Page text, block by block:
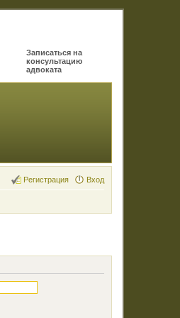
Записаться на
консультацию
адвоката
Вход
Регистрация